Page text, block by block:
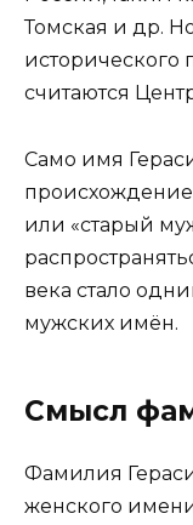
Томская и др.
считаются
Само имя
происхождение
или «старый
века стало
мужских имён.
Смысл
Фамилия
женского